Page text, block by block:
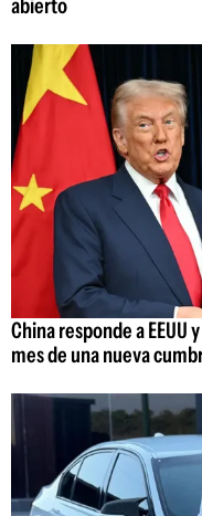
abierto
China responde a EEUU
mes de una nueva